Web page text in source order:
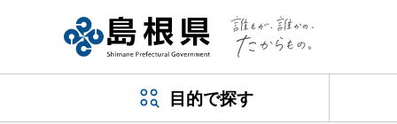
目的で探す